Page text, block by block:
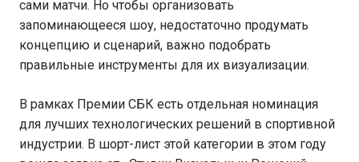
сами матчи. Но чтобы организовать
запоминающееся шоу, недостаточно продумать
концепцию и сценарий, важно подобрать
правильные инструменты для их визуализации.
В рамках Премии СБК есть отдельная номинация
для лучших технологических решений в спортивной
индустрии. В шорт-лист этой категории в этом году